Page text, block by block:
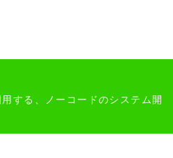
する、ノーコードのシステム開